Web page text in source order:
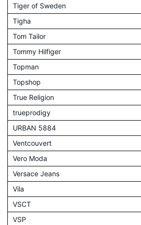
Tiger of Sweden
Tigha
Tom Tailor
Tommy Hilfiger
Topman
Topshop
True Religion
trueprodigy
URBAN 5884
Ventcouvert
Vero Moda
Versace Jeans
Vila
VSCT
VSP